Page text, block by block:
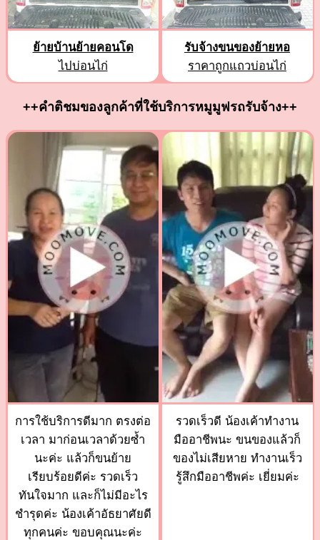
ย้ายบ้านย้ายคอนโด
ไปบ่อนไก่
รับจ้างขนของย้ายหอ
ราคาถูกแถวบ่อนไก่
++คำติชมของลูกค้าที่ใช้บริการหมูมูฟรถรับจ้าง++
การใช้บริการดีมาก ตรงต่อ
เวลา มาก่อนเวลาด้วยซ้ำ
นะค่ะ แล้วก็ขนย้าย
เรียบร้อยดีค่ะ รวดเร็ว
ทันใจมาก และก็ไม่มีอะไร
ชำรุดค่ะ น้องเค้าอัธยาศัยดี
ทุกคนค่ะ ขอบคุณนะค่ะ
รวดเร็วดี น้องเค้าทำงาน
มืออาชีพนะ ขนของแล้วก็
ของไม่เสียหาย ทำงานเร็ว
รู้สึกมืออาชีพค่ะ เยี่ยมค่ะ